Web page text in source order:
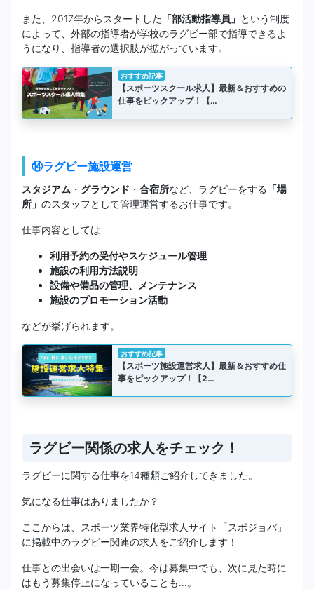
また、2017年からスタートした 「部活動指導員」 という制度
によって、外部の指導者が学校のラグビー部で指導できるよ
うになり、指導者の選択肢が拡がっています。
おすすめ記事
【スポーツスクール求人】最新＆おすすめの
仕事をピックアップ！【…
⑭ラグビー施設運営
スタジアム ・ グラウンド ・ 合宿所など、ラグビーをする 「場
所」 のスタッフとして管理運営するお仕事です。
仕事内容としては
利用予約の受付やスケジュール管理
施設の利用方法説明
設備や備品の管理、メンテナンス
施設のプロモーション活動
などが挙げられます。
おすすめ記事
【スポーツ施設運営求人】最新＆おすすめ仕
事をピックアップ！【2…
ラグビー関係の求人をチェック！
ラグビーに関する仕事を14種類ご紹介してきました。
気になる仕事はありましたか？
ここからは、スポーツ業界特化型求人サイト「スポジョバ」
に掲載中のラグビー関連の求人をご紹介します！
仕事との出会いは一期一会。今は募集中でも、次に見た時に
はもう募集停止になっていることも…。